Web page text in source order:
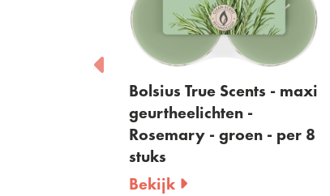
Scents - maxi
- groen - per 8
Bolsius True Scents –
geurstokjes – Rosemary
– 60ml
Bekijk